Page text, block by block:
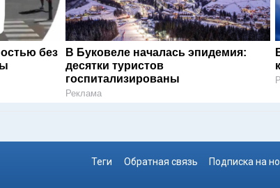
без
В Буковеле началась эпидемия:
десятки туристов
госпитализированы
Реклама
Теги Обратная связь Подписка на